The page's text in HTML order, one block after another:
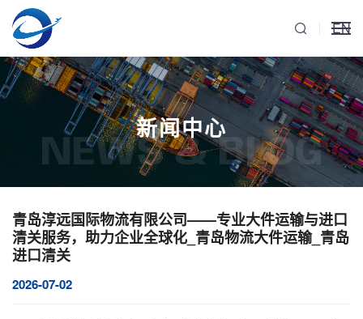
EN
新闻中心
NEWS & BLOG
青岛淳远国际物流有限公司——专业大件运输与进口
清关服务，助力企业全球化_青岛物流大件运输_青岛
进口清关
2026-07-02